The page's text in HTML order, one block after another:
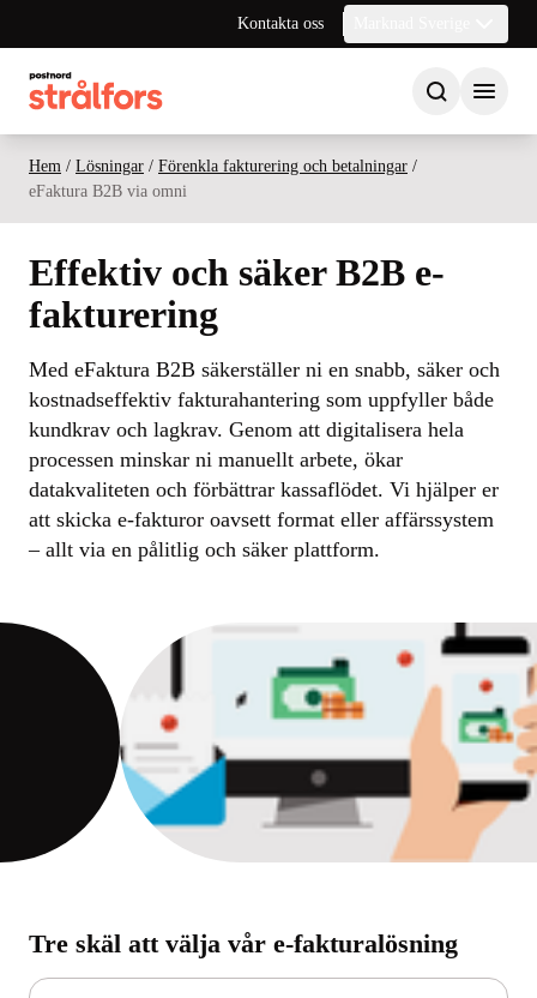
Kontakta oss
Hem / Lösningar / Förenkla fakturering och betalningar /
eFaktura B2B via omni
Effektiv och säker B2B e-
fakturering
Med eFaktura B2B säkerställer ni en snabb, säker och
kostnadseffektiv fakturahantering som uppfyller både
kundkrav och lagkrav. Genom att digitalisera hela
processen minskar ni manuellt arbete, ökar
datakvaliteten och förbättrar kassaflödet. Vi hjälper er
att skicka e-fakturor oavsett format eller affärssystem
– allt via en pålitlig och säker plattform.
Tre skäl att välja vår e-fakturalösning